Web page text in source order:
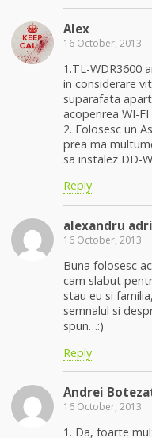
Alex
16 October, 2013
1.TL-WDR3600
in considerare
suparafata
acoperirea WI-
2. Folosesc un
prea ma
sa instalez DD-
Reply
alexandru
16 October, 2013
Buna folosesc
cam slabut
stau eu si
semnalul si
spun…:)
Reply
Andrei
16 October, 2013
1. Da, foarte